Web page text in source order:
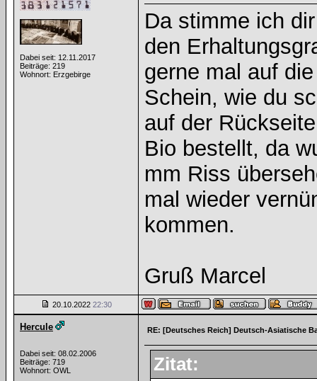
Dabei seit: 12.11.2017
Beiträge: 219
Wohnort: Erzgebirge
Da stimme ich
den
gerne mal auf
Schein, wie du
auf der
Bio bestellt, da
mm Riss
mal wieder
kommen.
Gruß Marcel
20.10.2022 22:30
Hercule
Dabei seit: 08.02.2006
Beiträge: 719
Wohnort: OWL
RE: [Deutsches Reich] Deutsch-Asiatische
Zitat: